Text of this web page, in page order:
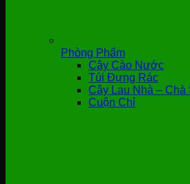
Phòng Phẩm
Cây Cào Nước
Túi Đựng Rác
Cây Lau Nhà – Chà
Cuộn Chỉ